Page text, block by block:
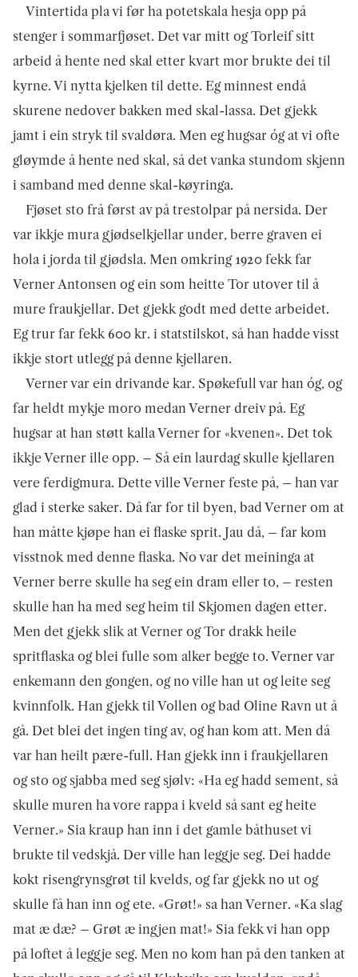
Vintertida pla vi før ha potetskala hesja opp på
stenger i sommarfjøset. Det var mitt og Torleif sitt
arbeid å hente ned skal etter kvart mor brukte dei til
kyrne. Vi nytta kjelken til dette. Eg minnest endå
skurene nedover bakken med skal-lassa. Det gjekk
jamt i ein stryk til svaldøra. Men eg hugsar óg at vi ofte
gløymde å hente ned skal, så det vanka stundom skjenn
i samband med denne skal-køyringa.
Fjøset sto frå først av på trestolpar på nersida. Der
var ikkje mura gjødselkjel­lar under, berre graven ei
hola i jorda til gjødsla. Men omkring 1920 fekk far
Verner Antonsen og ein som heitte Tor utover til å
mure fraukjellar. Det gjekk godt med dette arbeidet.
Eg trur far fekk 600 kr. i statstilskot, så han hadde visst
ikkje stort utlegg på denne kjellaren.
Verner var ein drivande kar. Spøkefull var han óg, og
far heldt mykje moro medan Verner dreiv på. Eg
hugsar at han støtt kalla Verner for «kvenen». Det tok
ikkje Verner ille opp. – Så ein laurdag skulle kjellaren
vere ferdigmura. Dette ville Verner feste på, – han var
glad i sterke saker. Då far for til byen, bad Verner om at
han måtte kjøpe han ei flaske sprit. Jau då, – far kom
visstnok med denne flaska. No var det meininga at
Verner berre skulle ha seg ein dram eller to, – resten
skulle han ha med seg heim til Skjomen dagen etter.
Men det gjekk slik at Verner og Tor drakk heile
spritflaska og blei fulle som alker begge to. Verner var
enkemann den gongen, og no ville han ut og leite seg
kvinnfolk. Han gjekk til Vollen og bad Oline Ravn ut å
gå. Det blei det ingen ting av, og han kom att. Men då
var han heilt pære-full. Han gjekk inn i fraukjellaren
og sto og sjabba med seg sjølv: «Ha eg hadd sement, så
skulle muren ha vore rappa i kveld så sant eg heite
Verner.» Sia kraup han inn i det gamle båthuset vi
brukte til vedskjå. Der ville han leggje seg. Dei hadde
kokt risengrynsgrøt til kvelds, og far gjekk no ut og
skulle få han inn og ete. «Grøt!» sa han Verner. «Ka slag
mat æ dæ? – Grøt æ ingjen mat!» Sia fekk vi han opp
på loftet å leggje seg. Men no kom han på den tanken at